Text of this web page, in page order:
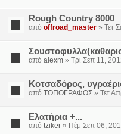
Rough Country 8000
από offroad_master » Τετ
από alexm » Τρί Σεπ 11,
Κοτσαδόρος,
από ΤΟΠΟΓΡΑΦΟΣ » Τετ
Ελατήρια +...
από tziker » Πέμ Σεπ 06,